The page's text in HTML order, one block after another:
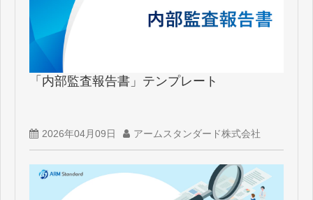
企業情報
「内部監査報告書」テンプレート
2026年04月09日 アームスタンダード株式会社